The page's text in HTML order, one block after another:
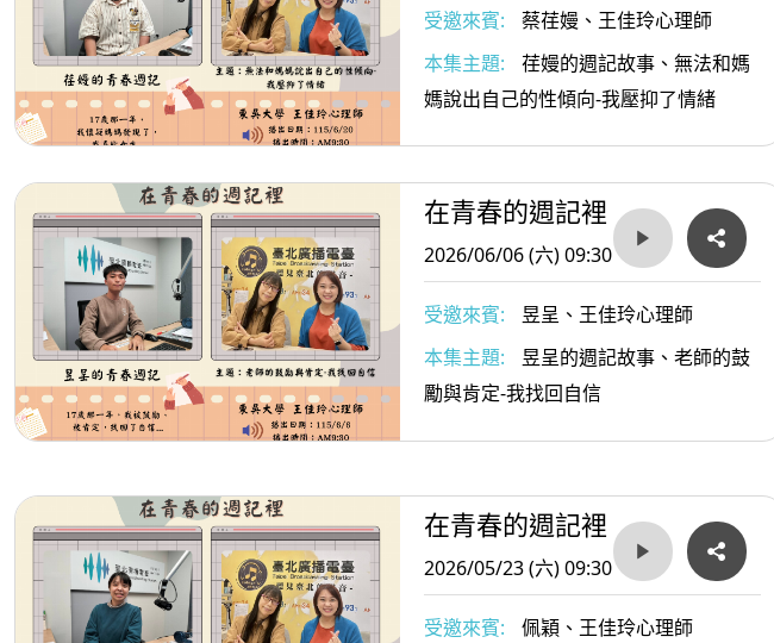
受邀來賓:
蔡荏嫚、王佳玲心理師
本集主題:
荏嫚的週記故事、無法和媽
媽說出自己的性傾向-我壓抑了情緒
在青春的週記裡
2026/06/06 (六) 09:30
受邀來賓:
昱呈、王佳玲心理師
本集主題:
昱呈的週記故事、老師的鼓
勵與肯定-我找回自信
在青春的週記裡
2026/05/23 (六) 09:30
受邀來賓:
佩穎、王佳玲心理師